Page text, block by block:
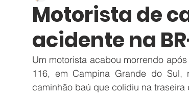
Motorista de
acidente na
Um motorista acabou morrendo
116, em Campina Grande do Sul,
caminhão baú que colidiu na